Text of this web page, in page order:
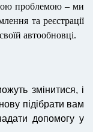
проблемою – ми
та реєстрації
автообновці.
змінитися, і
підібрати вам
допомогу у